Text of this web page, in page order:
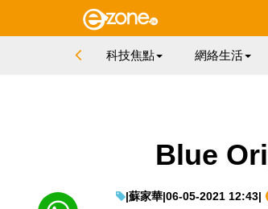
科技焦點 網絡生活
Blue
|蘇家華|06-05-2021 12:43|